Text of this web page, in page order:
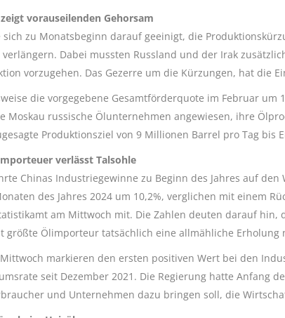
vorauseilenden Gehorsam
sich zu Monatsbeginn darauf geeinigt, die
verlängern. Dabei mussten Russland und der Irak
vorzugehen. Das Gezerre um die Kürzungen, hat die
die vorgegebene Gesamtförderquote im Februar
Moskau russische Ölunternehmen angewiesen, ihre
Produktionsziel von 9 Millionen Barrel pro Tag bis
verlässt Talsohle
Chinas Industriegewinne zu Beginn des Jahres auf
des Jahres 2024 um 10,2%, verglichen mit einem
am Mittwoch mit. Die Zahlen deuten darauf hin,
größte Ölimporteur tatsächlich eine allmähliche Erholung
markieren den ersten positiven Wert bei den
seit Dezember 2021. Die Regierung hatte Anfang
und Unternehmen dazu bringen soll, die